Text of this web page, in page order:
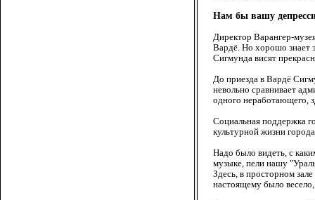
Нам бы вашу
Директор Варангер-
Вардё. Но хорошо знает
Сигмунда висят
До приезда в Вардё
невольно сравнивает
одного неработающего,
Социальная поддержка
культурной жизни
Надо было видеть, с
музыке, пели нашу
Здесь, в просторном
настоящему было